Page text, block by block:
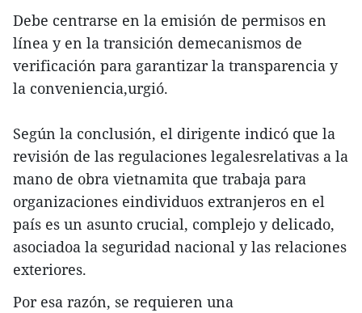
Debe centrarse en la emisión de permisos en
línea y en la transición demecanismos de
verificación para garantizar la transparencia y
la conveniencia,urgió.
Según la conclusión, el dirigente indicó que la
revisión de las regulaciones legalesrelativas a la
mano de obra vietnamita que trabaja para
organizaciones eindividuos extranjeros en el
país es un asunto crucial, complejo y delicado,
asociadoa la seguridad nacional y las relaciones
exteriores.
Por esa razón, se requieren una